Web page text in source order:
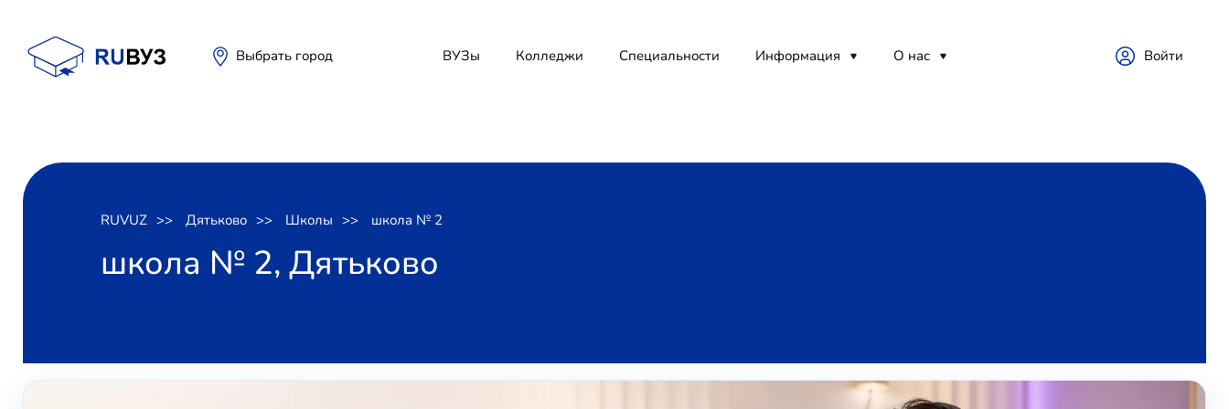
Выбрать город ВУЗы Колледжи Специальности Информация О нас Войти
RUVUZ Дятьково Школы школа № 2
школа № 2, Дятьково